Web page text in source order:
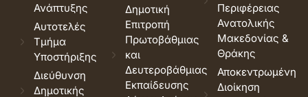
Ανάπτυξης
Αυτοτελές
Τμήμα
Υποστήριξης
Διεύθυνση
Δημοτικής
Δημοτική
Επιτροπή
Πρωτοβάθμιας
και
Δευτεροβάθμιας
Εκπαίδευσης
Περιφέρειας
Ανατολικής
Μακεδονίας &
Θράκης
Αποκεντρωμένη
Διοίκηση